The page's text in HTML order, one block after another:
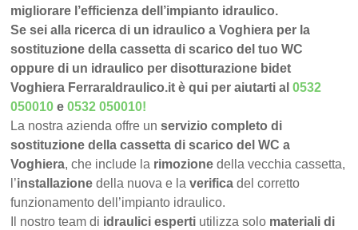
migliorare l’efficienza dell’impianto idraulico.
Se sei alla ricerca di un idraulico a Voghiera per la
sostituzione della cassetta di scarico del tuo WC
oppure di un idraulico per disotturazione bidet
Voghiera FerraraIdraulico.it è qui per aiutarti al0532
050010 e0532 050010!
La nostra azienda offre unservizio completo di
sostituzione della cassetta di scarico del WC a
Voghiera, che include la rimozione della vecchia cassetta,
l’installazione della nuova e laverifica del corretto
funzionamento dell’impianto idraulico.
Il nostro team di idraulici esperti utilizza solo materiali di